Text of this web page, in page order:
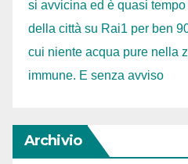
si avvicina ed è quasi
della città su Rai1 per ben
cui niente acqua pure nella
immune. E senza avviso
Archivio